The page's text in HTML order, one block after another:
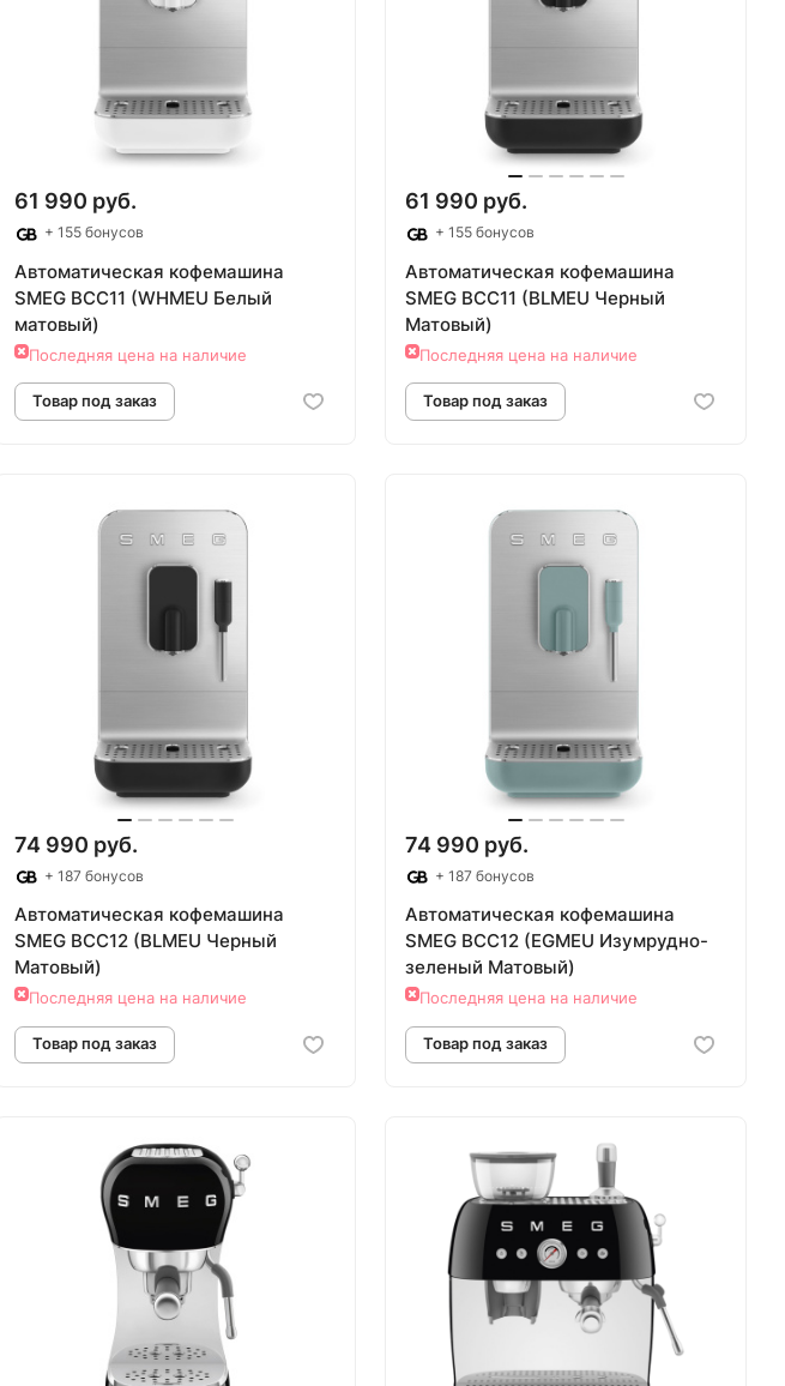
61 990 руб.
+ 155 бонусов
Автоматическая кофемашина
SMEG BCC11 (WHMEU Белый
матовый)
Последняя цена на наличие
61 990 руб.
+ 155 бонусов
Автоматическая кофемашина
SMEG BCC11 (BLMEU Черный
Матовый)
Последняя цена на наличие
74 990 руб.
+ 187 бонусов
Автоматическая кофемашина
SMEG BCC12 (BLMEU Черный
Матовый)
Последняя цена на наличие
Товар под заказ
74 990 руб.
+ 187 бонусов
Автоматическая кофемашина
SMEG BCC12 (EGMEU Изумрудно-
зеленый Матовый)
Последняя цена на наличие
Товар под заказ